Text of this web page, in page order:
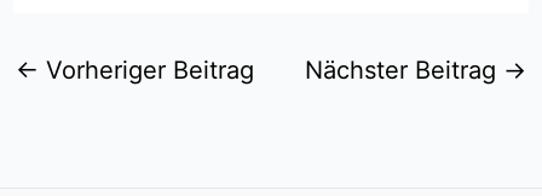
← Vorheriger Beitrag Nächster Beitrag →